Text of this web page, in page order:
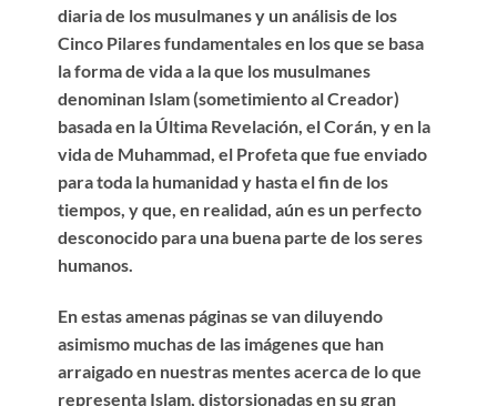
diaria de los musulmanes y un análisis de los
Cinco Pilares fundamentales en los que se basa
la forma de vida a la que los musulmanes
denominan Islam (sometimiento al Creador)
basada en la Última Revelación, el Corán, y en la
vida de Muhammad, el Profeta que fue enviado
para toda la humanidad y hasta el fin de los
tiempos, y que, en realidad, aún es un perfecto
desconocido para una buena parte de los seres
humanos.
En estas amenas páginas se van diluyendo
asimismo muchas de las imágenes que han
arraigado en nuestras mentes acerca de lo que
representa Islam, distorsionadas en su gran